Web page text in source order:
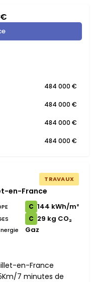
€
484 000 €
484 000 €
484 000 €
484 000 €
TRAVAUX
en-France
C 144 kWh/m²
C 29 kg CO₂
Gaz
en-France
7 minutes de